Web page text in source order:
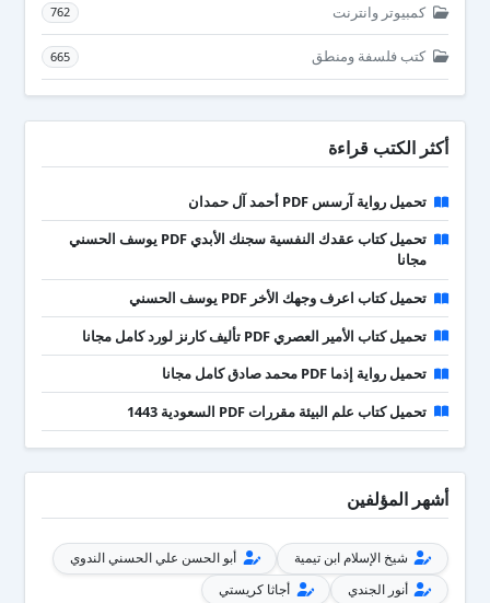
كمبيوتر وانترنت 762
كتب فلسفة ومنطق 665
أكثر الكتب قراءة
تحميل رواية آرسس PDF أحمد آل حمدان
تحميل كتاب عقدك النفسية سجنك الأبدي PDF يوسف الحسني
مجانا
تحميل كتاب اعرف وجهك الأخر PDF يوسف الحسني
تحميل كتاب الأمير العصري PDF تأليف كارنز لورد كامل مجانا
تحميل رواية إذما PDF محمد صادق كامل مجانا
تحميل كتاب علم البيئة مقررات PDF السعودية 1443
أشهر المؤلفين
شيخ الإسلام ابن تيمية
أبو الحسن علي الحسني الندوي
أنور الجندي
أجاثا كريستي